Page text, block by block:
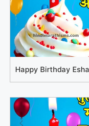
Happy Birthday